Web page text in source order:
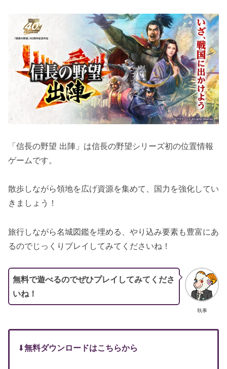
「信長の野望 出陣」は信長の野望シリーズ初の位置情報
ゲームです。
散歩しながら領地を広げ資源を集めて、国力を強化してい
きましょう！
旅行しながら名城図鑑を埋める、やり込み要素も豊富にあ
るのでじっくりプレイしてみてくださいね！
執事
無料で遊べるのでぜひプレイしてみてくださ
いね！
⬇︎無料ダウンロードはこちらから